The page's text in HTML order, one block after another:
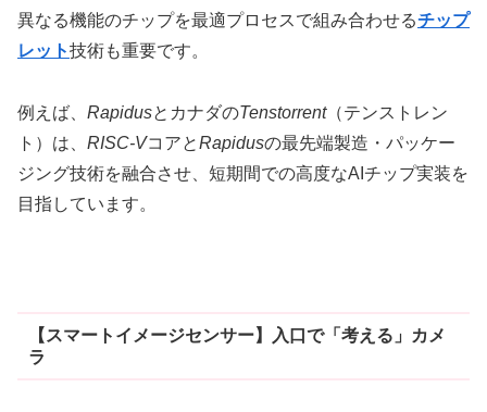
異なる機能のチップを最適プロセスで組み合わせるチップ
レット技術も重要です。
例えば、 RapidusとカナダのTenstorrent（テンストレン
ト）は、 RISC-VコアとRapidusの最先端製造・パッケー
ジング技術を融合させ、短期間での高度なAIチップ実装を
目指しています。
【スマートイメージセンサー】入口で「考える」カメ
ラ